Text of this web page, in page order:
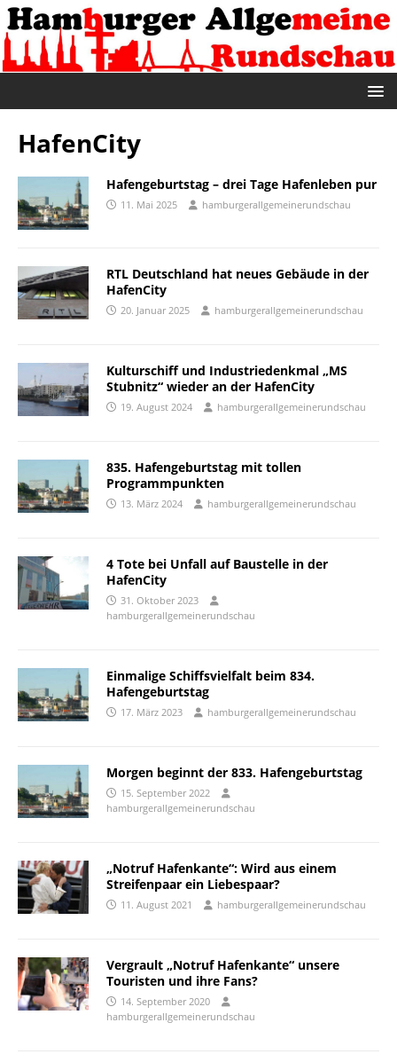
HafenCity
Hafengeburtstag – drei Tage Hafenleben pur
11. Mai 2025 hamburgerallgemeinerundschau
RTL Deutschland hat neues Gebäude in der
HafenCity
20. Januar 2025 hamburgerallgemeinerundschau
Kulturschiff und Industriedenkmal „MS
Stubnitz“ wieder an der HafenCity
19. August 2024 hamburgerallgemeinerundschau
835. Hafengeburtstag mit tollen
Programmpunkten
13. März 2024 hamburgerallgemeinerundschau
4 Tote bei Unfall auf Baustelle in der
HafenCity
31. Oktober 2023
hamburgerallgemeinerundschau
Einmalige Schiffsvielfalt beim 834.
Hafengeburtstag
17. März 2023 hamburgerallgemeinerundschau
Morgen beginnt der 833. Hafengeburtstag
15. September 2022
hamburgerallgemeinerundschau
„Notruf Hafenkante“: Wird aus einem
Streifenpaar ein Liebespaar?
11. August 2021 hamburgerallgemeinerundschau
Vergrault „Notruf Hafenkante“ unsere
Touristen und ihre Fans?
14. September 2020
hamburgerallgemeinerundschau